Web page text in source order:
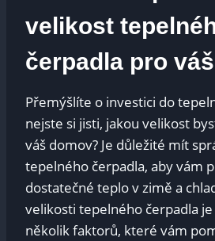
velikost
čerpadla pro
Přemýšlíte o investici do
nejste si jisti, jakou velikost
váš domov? Je důležité mít
tepelného čerpadla, aby vám
dostatečné teplo v zimě a
velikosti tepelného čerpadla
několik faktorů, které vám